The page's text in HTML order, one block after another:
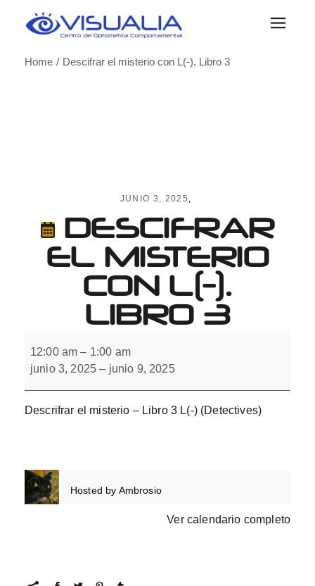
Home
Descifrar el misterio con L(-). Libro 3
JUNIO 3, 2025
DESCIFRAR
EL MISTERIO
CON L(-).
LIBRO 3
el
misterio
con
Libro
3
12:00 am – 1:00 am
junio 3, 2025 – junio 9, 2025
Descrifrar el misterio – Libro 3 L(-) (Detectives)
Hosted by Ambrosio
Ver calendario completo